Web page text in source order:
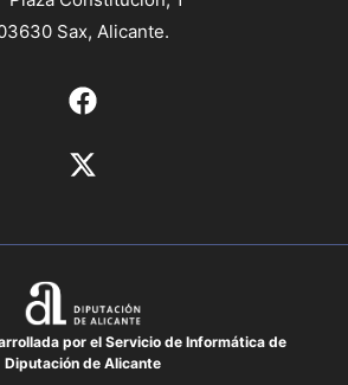
Sax, Alicante.
por el Servicio de Informática de
Diputación de Alicante